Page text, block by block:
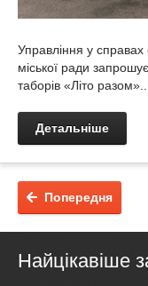
Управління у справах
міської ради
таборів «Літо разом»...
Детальніше
Попередня
Найцікавіше